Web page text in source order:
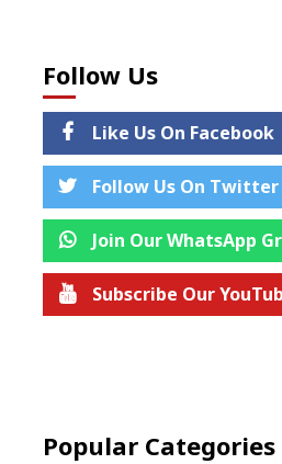
Follow Us
Like Us On Facebook
Follow Us On Twitter
Join Our WhatsApp
Subscribe Our
Popular Categories